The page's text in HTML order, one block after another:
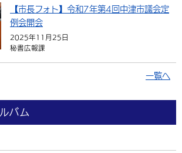
【市長フォト】令和7年第4回中津市議会定
例会開会
2025年11月25日
秘書広報課
一覧へ
バム